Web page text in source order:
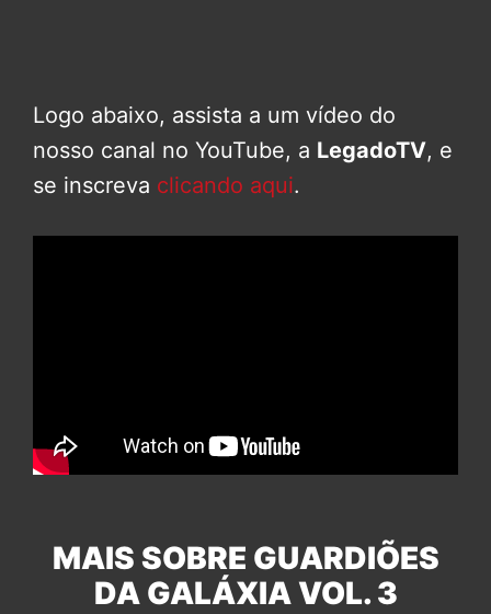
Logo abaixo, assista a um vídeo do
nosso canal no YouTube, a LegadoTV, e
se inscreva clicando aqui.
MAIS SOBRE GUARDIÕES
DA GALÁXIA VOL. 3